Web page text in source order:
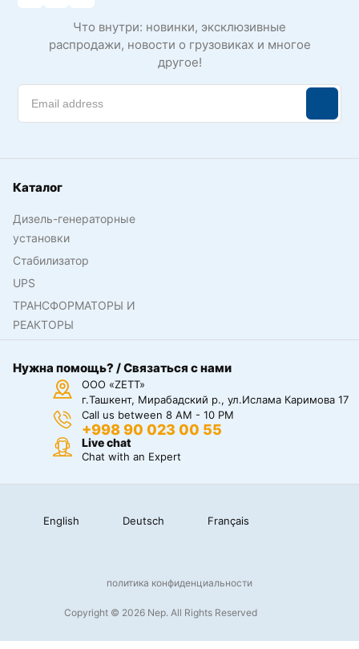
Что внутри: новинки, эксклюзивные
распродажи, новости о грузовиках и многое
другое!
Каталог
Дизель-генераторные
установки
Стабилизатор
UPS
ТРАНСФОРМАТОРЫ И
РЕАКТОРЫ
Нужна помощь? / Связаться с нами
ООО «ZETT»
г.Ташкент, Мирабадский р., ул.Ислама Каримова 17
Call us between 8 AM - 10 PM
+998 90 023 00 55
Live chat
Chat with an Expert
English Deutsch Français
Copyright © 2026 Nep. All Rights Reserved
политика конфиденциальности